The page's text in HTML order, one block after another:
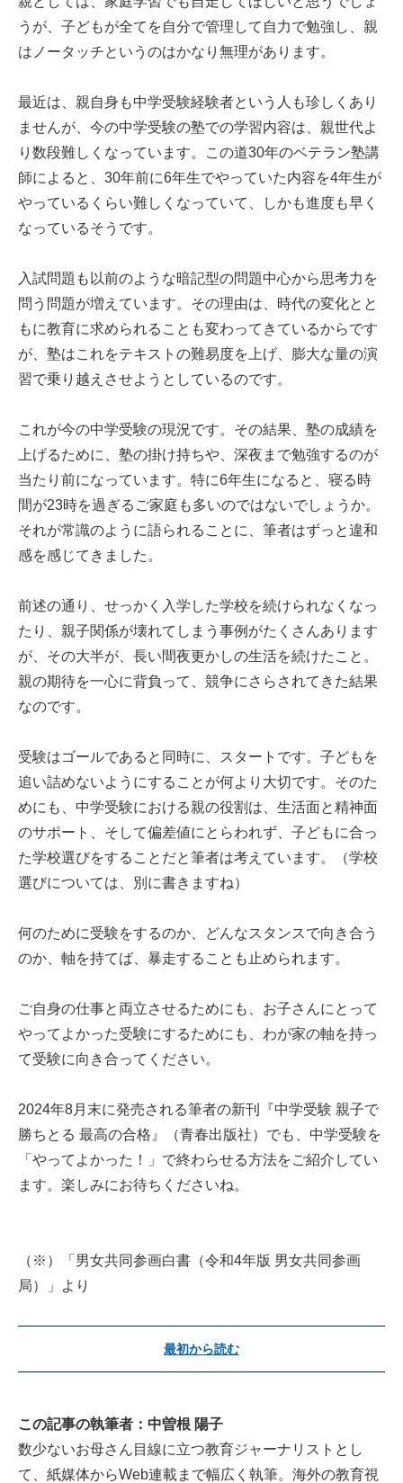
うが、子どもが全てを自分で管理して自力で勉強し、親
はノータッチというのはかなり無理があります。
最近は、親自身も中学受験経験者という人も珍しくあり
ませんが、今の中学受験の塾での学習内容は、親世代よ
り数段難しくなっています。この道30年のベテラン塾講
師によると、30年前に6年生でやっていた内容を4年生が
やっているくらい難しくなっていて、しかも進度も早く
なっているそうです。
入試問題も以前のような暗記型の問題中心から思考力を
問う問題が増えています。その理由は、時代の変化とと
もに教育に求められることも変わってきているからです
が、塾はこれをテキストの難易度を上げ、膨大な量の演
習で乗り越えさせようとしているのです。
これが今の中学受験の現況です。その結果、塾の成績を
上げるために、塾の掛け持ちや、深夜まで勉強するのが
当たり前になっています。特に6年生になると、寝る時
間が23時を過ぎるご家庭も多いのではないでしょうか。
それが常識のように語られることに、筆者はずっと違和
感を感じてきました。
前述の通り、せっかく入学した学校を続けられなくなっ
たり、親子関係が壊れてしまう事例がたくさんあります
が、その大半が、長い間夜更かしの生活を続けたこと。
親の期待を一心に背負って、競争にさらされてきた結果
なのです。
受験はゴールであると同時に、スタートです。子どもを
追い詰めないようにすることが何より大切です。そのた
めにも、中学受験における親の役割は、生活面と精神面
のサポート、そして偏差値にとらわれず、子どもに合っ
た学校選びをすることだと筆者は考えています。（学校
選びについては、別に書きますね）
何のために受験をするのか、どんなスタンスで向き合う
のか、軸を持てば、暴走することも止められます。
ご自身の仕事と両立させるためにも、お子さんにとって
やってよかった受験にするためにも、わが家の軸を持っ
て受験に向き合ってください。
2024年8月末に発売される筆者の新刊『中学受験 親子で
勝ちとる 最高の合格』（青春出版社）でも、中学受験を
「やってよかった！」で終わらせる方法をご紹介してい
ます。楽しみにお待ちくださいね。
（※）「男女共同参画白書（令和4年版 男女共同参画
局）」より
最初から読む
この記事の執筆者：中曽根 陽子
数少ないお母さん目線に立つ教育ジャーナリストとし
て、紙媒体からWeb連載まで幅広く執筆。海外の教育視